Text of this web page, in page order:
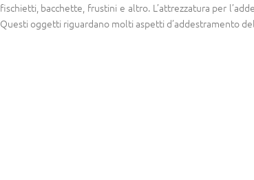
fischietti, bacchette, frustini e altro. L’attrezzatura per
Questi oggetti riguardano molti aspetti d’addestramento